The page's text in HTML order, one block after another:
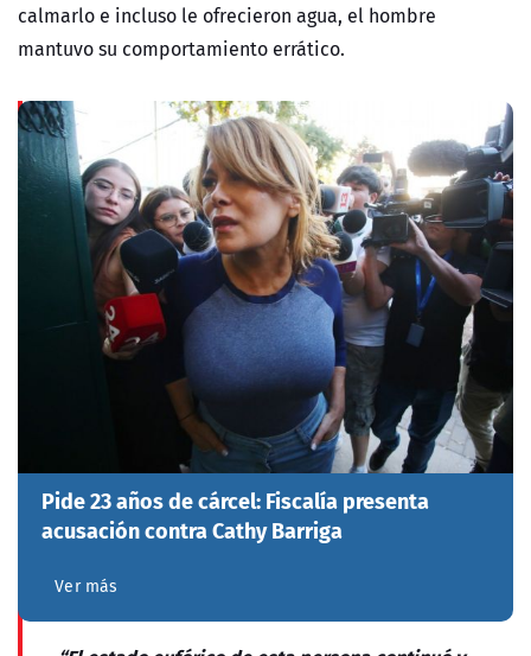
calmarlo e incluso le ofrecieron agua, el hombre
mantuvo su comportamiento errático.
Pide 23 años de cárcel: Fiscalía presenta
acusación contra Cathy Barriga
Ver más